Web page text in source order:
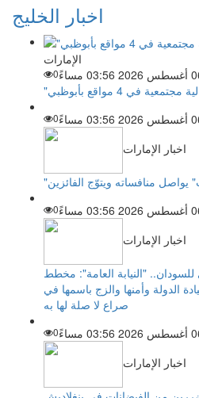
اخبار الخليج
الإمارات
0
في 4 مواقع بأبوظبي
0
اخبار الإمارات
يواصل منافساته ويتوّج الفائزين
0
اخبار الإمارات
"النيابة العامة": مخطط
الدولة وأمنها والزج باسمها في
صراع لا صلة لها به
0
اخبار الإمارات